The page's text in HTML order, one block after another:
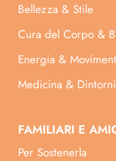
Bellezza & Stile
Cura del Corpo &
Energia &
Medicina & Dintorni
FAMILIARI E
Per Sostenerla